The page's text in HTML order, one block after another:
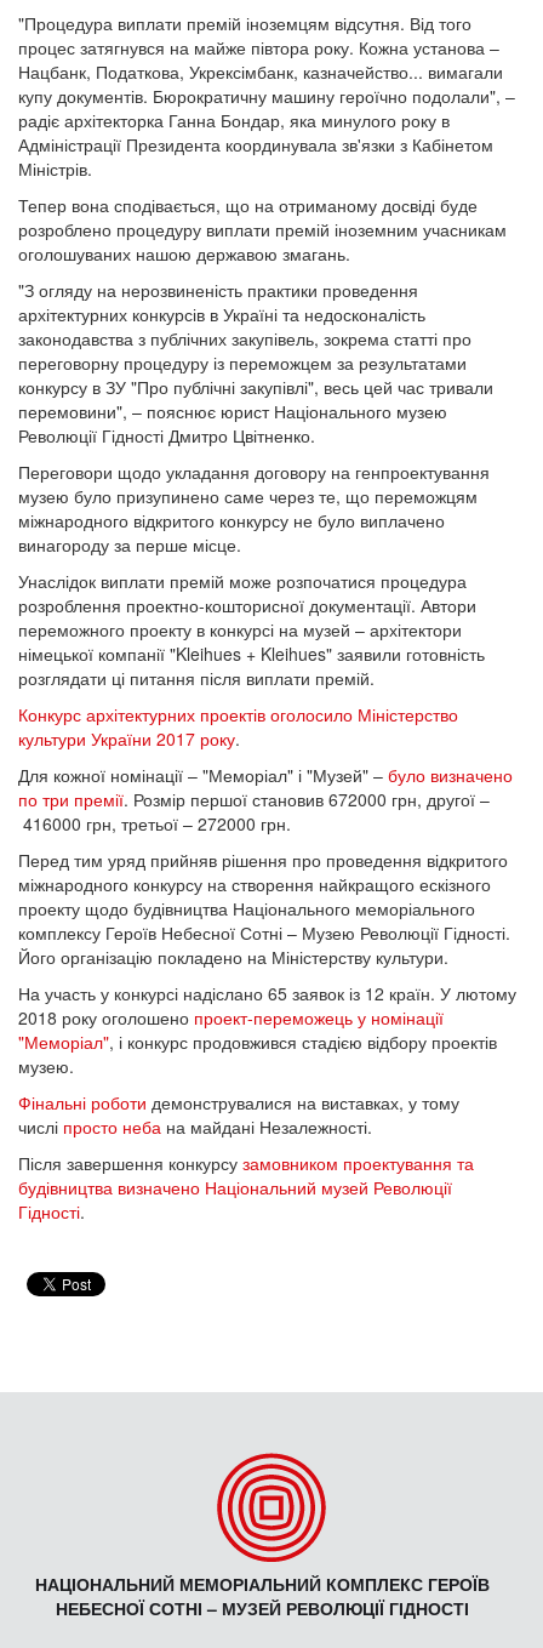
"Процедура виплати премій іноземцям відсутня. Від того
процес затягнувся на майже півтора року. Кожна установа –
Нацбанк, Податкова, Укрексімбанк, казначейство... вимагали
купу документів. Бюрократичну машину героїчно подолали", –
радіє архітекторка Ганна Бондар, яка минулого року в
Адміністрації Президента координувала зв'язки з Кабінетом
Міністрів.
Тепер вона сподівається, що на отриманому досвіді буде
розроблено процедуру виплати премій іноземним учасникам
оголошуваних нашою державою змагань.
"З огляду на нерозвиненість практики проведення
архітектурних конкурсів в Україні та недосконалість
законодавства з публічних закупівель, зокрема статті про
переговорну процедуру із переможцем за результатами
конкурсу в ЗУ "Про публічні закупівлі", весь цей час тривали
перемовини", – пояснює юрист Національного музею
Революції Гідності Дмитро Цвітненко.
Переговори щодо укладання договору на генпроектування
музею було призупинено саме через те, що переможцям
міжнародного відкритого конкурсу не було виплачено
винагороду за перше місце.
Унаслідок виплати премій може розпочатися процедура
розроблення проектно-кошторисної документації. Автори
переможного проекту в конкурсі на музей – архітектори
німецької компанії "Kleihues + Kleihues" заявили готовність
розглядати ці питання після виплати премій.
Конкурс архітектурних проектів оголосило Міністерство
культури України 2017 року.
Для кожної номінації – "Меморіал" і "Музей" – було визначено
по три премії. Розмір першої становив 672000 грн, другої –
416000 грн, третьої – 272000 грн.
Перед тим уряд прийняв рішення про проведення відкритого
міжнародного конкурсу на створення найкращого ескізного
проекту щодо будівництва Національного меморіального
комплексу Героїв Небесної Сотні – Музею Революції Гідності.
Його організацію покладено на Міністерству культури.
На участь у конкурсі надіслано 65 заявок із 12 країн. У лютому
2018 року оголошено проект-переможець у номінації
"Меморіал", і конкурс продовжився стадією відбору проектів
музею.
Фінальні роботи демонструвалися на виставках, у тому
числі просто неба на майдані Незалежності.
Після завершення конкурсу замовником проектування та
будівництва визначено Національний музей Революції
Гідності.
НАЦІОНАЛЬНИЙ МЕМОРІАЛЬНИЙ КОМПЛЕКС ГЕРОЇВ
НЕБЕСНОЇ СОТНІ – МУЗЕЙ РЕВОЛЮЦІЇ ГІДНОСТІ